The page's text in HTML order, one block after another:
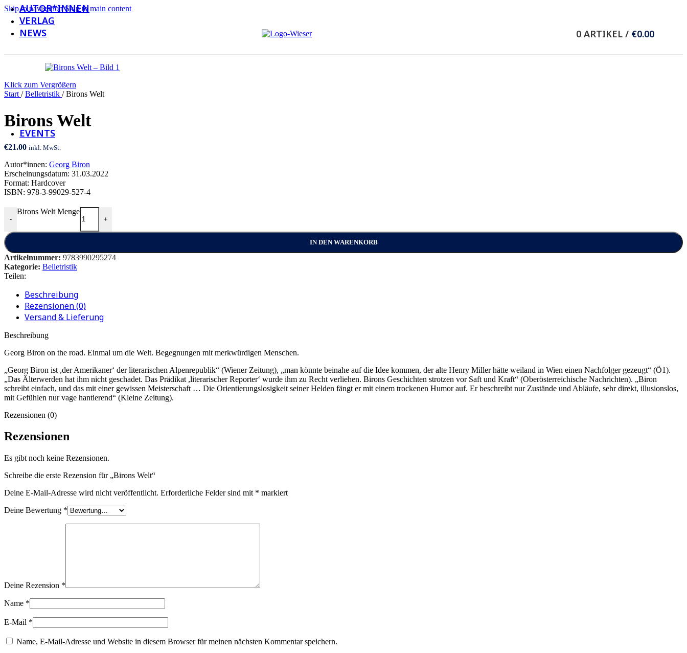
Skip to navigationSkip to main content
AUTOR*INNEN
VERLAG
NEWS
Social Media
Galerie
EVENTS
0 ARTIKEL / €0.00
Klick zum Vergrößern
Start / Belletristik / Birons Welt
Birons Welt
€21.00 inkl. MwSt.
Autor*innen: Georg Biron
Erscheinungsdatum: 31.03.2022
Format: Hardcover
ISBN: 978-3-99029-527-4
-
Birons Welt Menge
+
IN DEN WARENKORB
Artikelnummer: 9783990295274
Kategorie: Belletristik
Teilen:
Beschreibung
Rezensionen (0)
Versand & Lieferung
Beschreibung
Georg Biron on the road. Einmal um die Welt. Begegnungen mit merkwürdigen Menschen.
„Georg Biron ist ,der Amerikaner‘ der literarischen Alpenrepublik“ (Wiener Zeitung), „man könnte beinahe auf die Idee kommen, der alte Henry Miller hätte weiland in Wien einen Nachfolger gezeugt“ (Ö1).
„Das Älterwerden hat ihm nicht geschadet. Das Prädikat ,literarischer Reporter‘ wurde ihm zu Recht verliehen. Birons Geschichten strotzen vor Saft und Kraft“ (Oberösterreichische Nachrichten). „Biron
schreibt einfach, und das mit einer gewissen Meisterschaft … Die Orientierungslosigkeit seiner Helden fängt er mit einem trockenen Humor auf. Er beschreibt nur Zustände und Abläufe, sehr direkt, illusionslos,
mit Gefühlen nur vage hantierend“ (Kleine Zeitung).
Rezensionen (0)
Rezensionen
Es gibt noch keine Rezensionen.
Schreibe die erste Rezension für „Birons Welt“
Deine E-Mail-Adresse wird nicht veröffentlicht. Erforderliche Felder sind mit * markiert
Deine Bewertung *
Deine Rezension *
Name *
E-Mail *
Name, E-Mail-Adresse und Website in diesem Browser für meinen nächsten Kommentar speichern.